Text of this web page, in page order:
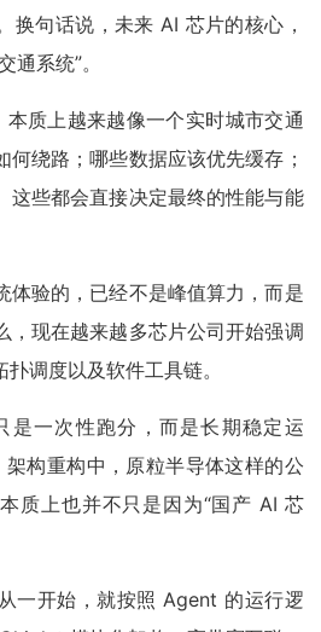
换句话说，未来 AI 芯片的核心，
通系统”。
质上越来越像一个实时城市交通
绕路；哪些数据应该优先缓存；
这些都会直接决定最终的性能与能
体验的，已经不是峰值算力，而是
，现在越来越多芯片公司开始强调
调度以及软件工具链。
是一次性跑分，而是长期稳定运
构重构中，原粒半导体这样的公
质上也并不只是因为“国产 AI 芯
一开始，就按照 Agent 的运行逻